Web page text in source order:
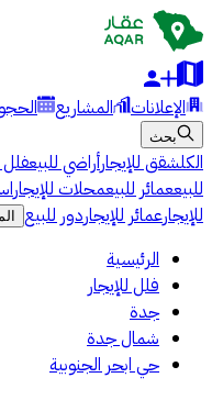
الإعلانات المشاريع
بحث
الكلشقق للإيجارأراضي للبيعفلل
للبيععمائر للبيعمحلات للإيجار
للإيجارعمائر للإيجاردور للبيع
الرئيسية
فلل للإيجار
جدة
شمال جدة
حي ابحر الجنوبية